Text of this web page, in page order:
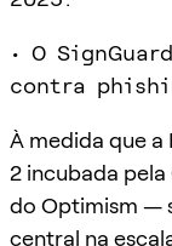
• O
contra
À medida que
2 incubada
do Optimism —
central na